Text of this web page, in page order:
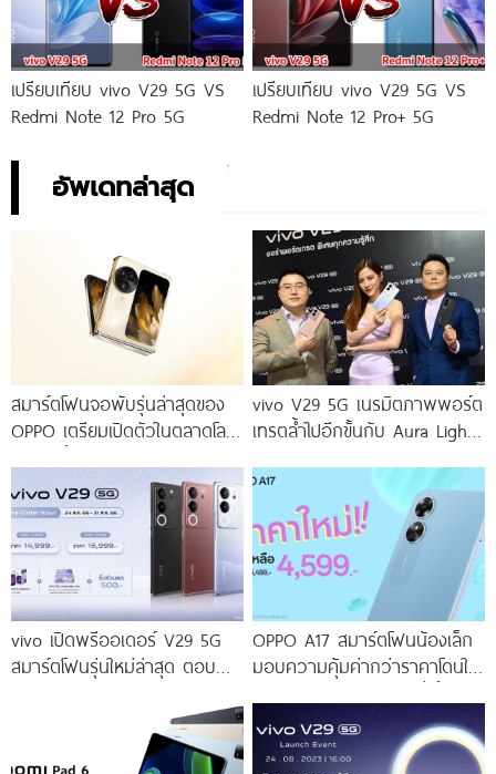
เปรียบเทียบ vivo V29 5G VS
Redmi Note 12 Pro 5G
เปรียบเทียบ vivo V29 5G VS
Redmi Note 12 Pro+ 5G
อัพเดทล่าสุด
สมาร์ตโฟนจอพับรุ่นล่าสุดของ
OPPO เตรียมเปิดตัวในตลาดโลก
vivo V29 5G เนรมิตภาพพอร์ต
เทรตล้ำไปอีกขั้นกับ Aura Light
โดดเด่นด้วยสุนทรียศาสตร์แห่ง
vivo เปิดพรีออเดอร์ V29 5G
สมาร์ตโฟนรุ่นใหม่ล่าสุด ตอบ
ราคาเริ่มต้นเพียง 14,999 บาท
จัดเต็มกับโปรโมชันพิเศษก่อนใคร
OPPO A17 สมาร์ตโฟนน้องเล็ก
มอบความคุ้มค่ากว่าราคาโดนใจ
ราคาใหม่เพียง 4,599 บาท
เท่านั้น!